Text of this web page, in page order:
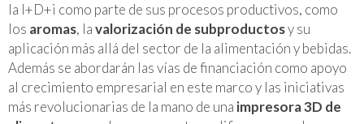
la I+D+i como parte de sus procesos productivos, como
los aromas, lavalorización de subproductosy su
aplicación más allá del sector de la alimentación y bebidas.
Además se abordarán las vías de financiación como apoyo
al crecimiento empresarial en este marco y las iniciativas
más revolucionarias de la mano de una impresora 3D de